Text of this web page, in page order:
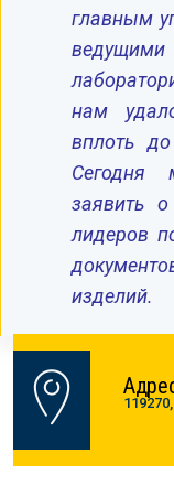
главным
нам
вплоть
заявить
лидеров
изделий.